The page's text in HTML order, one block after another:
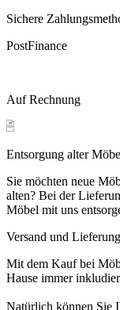
Sichere
PostFinance
Auf Rechnung
Entsorgung alter
Sie möchten neue
alten? Bei der
Möbel mit uns
Versand und Lieferung
Mit dem Kauf bei
Hause immer
Natürlich können Sie